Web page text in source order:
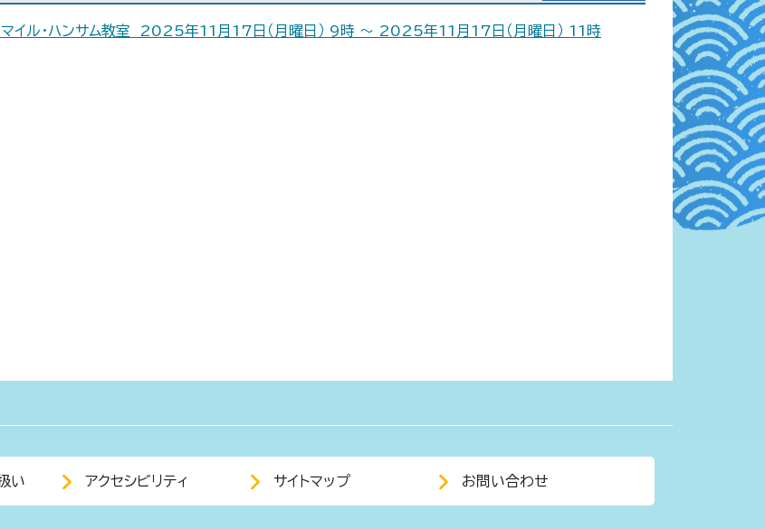
イル・ハンサム教室 2025年11月17日（月曜日） 9時 ～ 2025年11月17日（月曜日） 11時
い アクセシビリティ サイトマップ お問い合わせ